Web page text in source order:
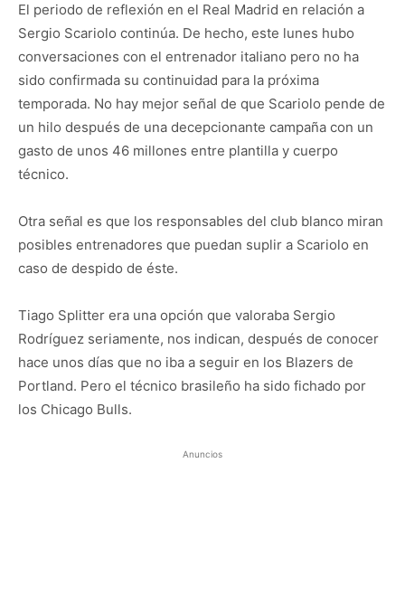
El periodo de reflexión en el Real Madrid en relación a
Sergio Scariolo continúa. De hecho, este lunes hubo
conversaciones con el entrenador italiano pero no ha
sido confirmada su continuidad para la próxima
temporada. No hay mejor señal de que Scariolo pende de
un hilo después de una decepcionante campaña con un
gasto de unos 46 millones entre plantilla y cuerpo
técnico.
Otra señal es que los responsables del club blanco miran
posibles entrenadores que puedan suplir a Scariolo en
caso de despido de éste.
Tiago Splitter era una opción que valoraba Sergio
Rodríguez seriamente, nos indican, después de conocer
hace unos días que no iba a seguir en los Blazers de
Portland. Pero el técnico brasileño ha sido fichado por
los Chicago Bulls.
Anuncios